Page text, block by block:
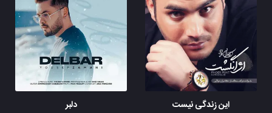
این زندگی نیست
دلبر